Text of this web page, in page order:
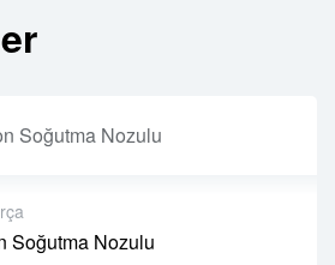
Soğutma Nozulu